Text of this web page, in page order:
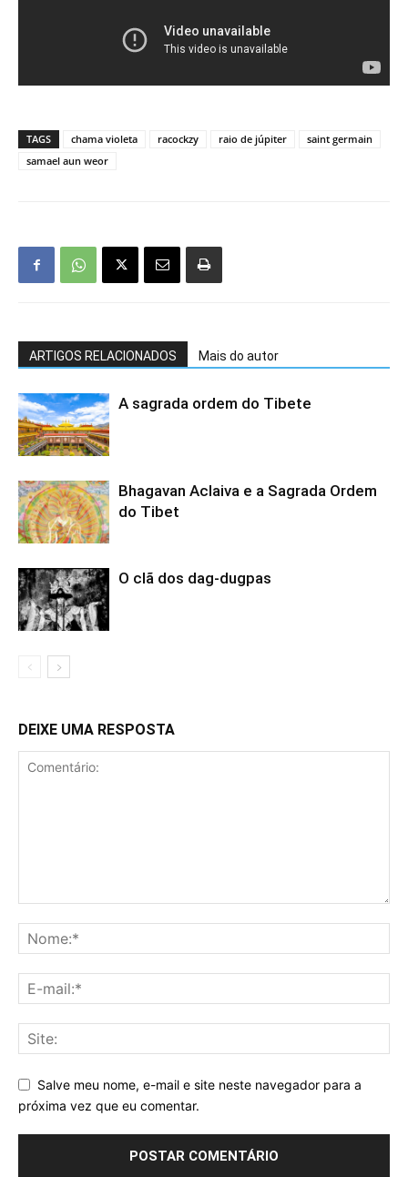
TAGS chama violeta racockzy raio de júpiter
saint germain
samael aun weor
ARTIGOS RELACIONADOS Mais do autor
A sagrada ordem do Tibete
Bhagavan Aclaiva e a Sagrada Ordem
do Tibet
O clã dos dag-dugpas
DEIXE UMA RESPOSTA
Salve meu nome, e-mail e site neste navegador para a
próxima vez que eu comentar.